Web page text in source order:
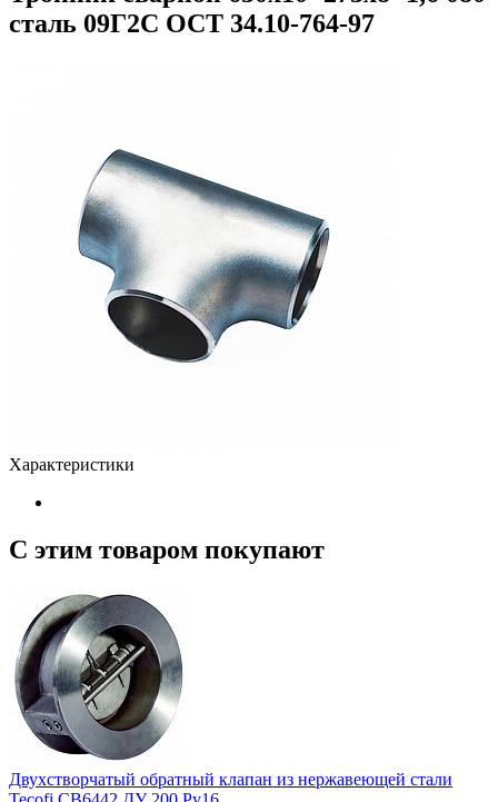
сталь 09Г2С ОСТ 34.10-764-97
Характеристики
С этим товаром покупают
Двухстворчатый обратный клапан из нержавеющей стали